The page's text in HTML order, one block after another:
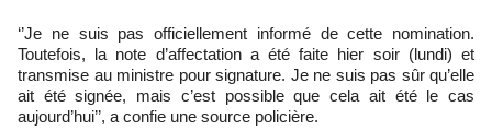
‘’Je ne suis pas officiellement informé de cette nomination.
Toutefois, la note d’affectation a été faite hier soir (lundi) et
transmise au ministre pour signature. Je ne suis pas sûr qu’elle
ait été signée, mais c’est possible que cela ait été le cas
aujourd’hui’’, a confie une source policière.